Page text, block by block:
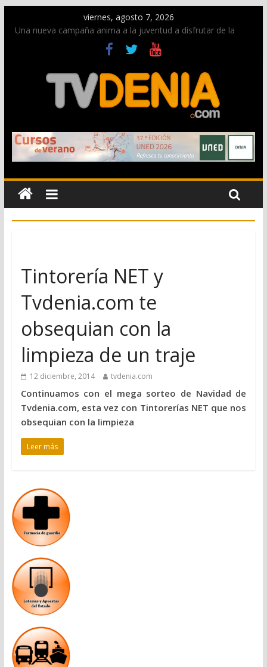
viernes, agosto 7, 2026
Una nueva campaña anima a la juventud a disfrutar de la
Paco Adsuar dona al Arxiu de Dénia más de 50.000 imágenes
de la memoria visual de la ciudad
La Entraeta Festera llena de ambiente la calle Marqués de
Campo con la recepción a la Capitanía Cristiana
El XII Festival de Jazz de Dénia reunirá durante agosto a
figuras nacionales e internacionales en los Jardins de
Torrecremada
Los Moros y Cristianos 2026 reciben las llaves de la ciudad y
dan inicio a las fiestas en Dénia
Tintorería NET y
Tvdenia.com te
obsequian con la
limpieza de un traje
12 diciembre, 2014 tvdenia.com
Continuamos con el mega sorteo de Navidad de
Tvdenia.com, esta vez con Tintorerías NET que nos
obsequian con la limpieza
Leer más